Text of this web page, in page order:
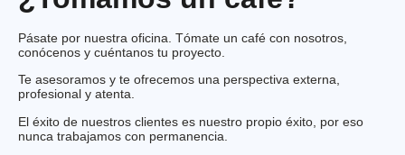
Pásate por nuestra oficina. Tómate un café con nosotros,
conócenos y cuéntanos tu proyecto.
Te asesoramos y te ofrecemos una perspectiva externa,
profesional y atenta.
El éxito de nuestros clientes es nuestro propio éxito, por eso
nunca trabajamos con permanencia.